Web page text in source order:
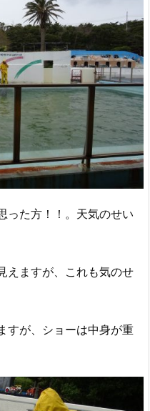
った方！！。天気のせい
えますが、これも気のせ
すが、ショーは中身が重